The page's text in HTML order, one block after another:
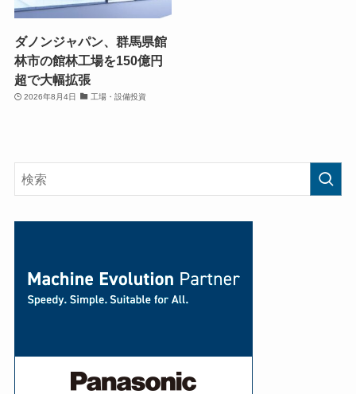
ダノンジャパン、群馬県館
林市の館林工場を150億円
超で大幅拡張
2026年8月4日 工場・設備投資